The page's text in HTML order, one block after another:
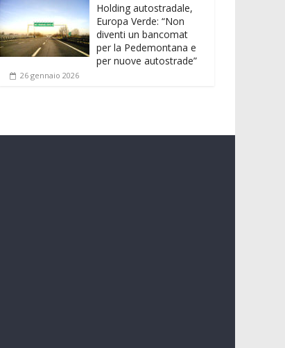
Holding autostradale,
Europa Verde: “Non
diventi un bancomat
per la Pedemontana e
per nuove autostrade”
26 gennaio 2026